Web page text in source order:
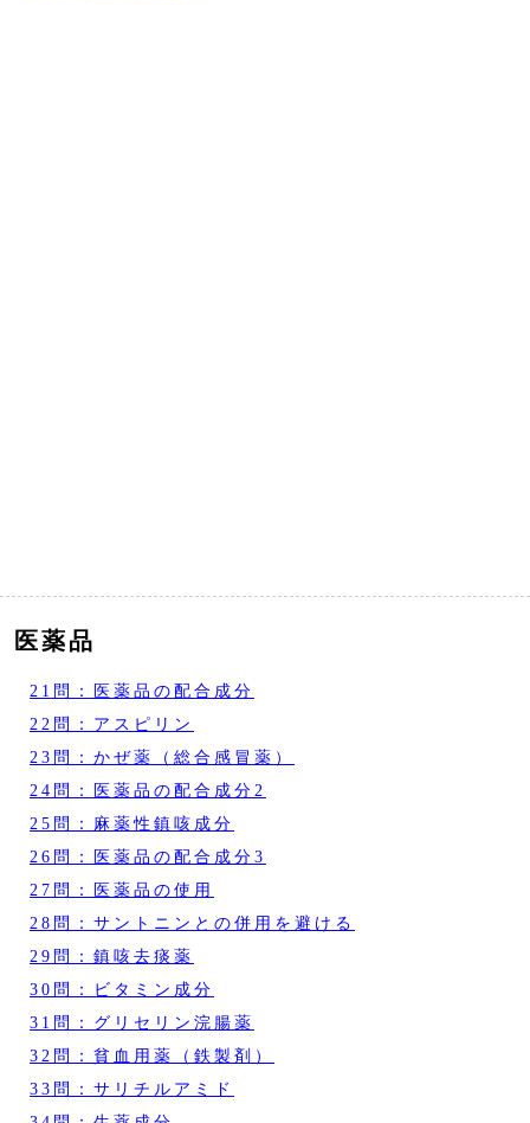
医薬品
21問：医薬品の配合成分
22問：アスピリン
23問：かぜ薬（総合感冒薬）
24問：医薬品の配合成分2
25問：麻薬性鎮咳成分
26問：医薬品の配合成分3
27問：医薬品の使用
28問：サントニンとの併用を避ける
29問：鎮咳去痰薬
30問：ビタミン成分
31問：グリセリン浣腸薬
32問：貧血用薬（鉄製剤）
33問：サリチルアミド